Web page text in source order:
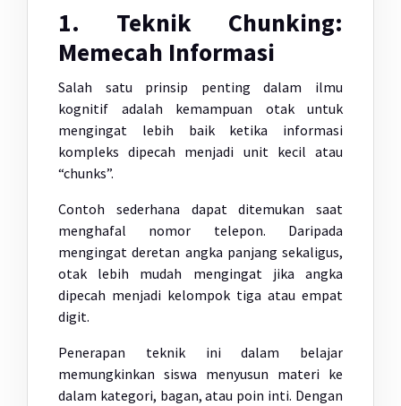
1. Teknik Chunking:
Memecah Informasi
Salah satu prinsip penting dalam ilmu
kognitif adalah kemampuan otak untuk
mengingat lebih baik ketika informasi
kompleks dipecah menjadi unit kecil atau
“chunks”.
Contoh sederhana dapat ditemukan saat
menghafal nomor telepon. Daripada
mengingat deretan angka panjang sekaligus,
otak lebih mudah mengingat jika angka
dipecah menjadi kelompok tiga atau empat
digit.
Penerapan teknik ini dalam belajar
memungkinkan siswa menyusun materi ke
dalam kategori, bagan, atau poin inti. Dengan